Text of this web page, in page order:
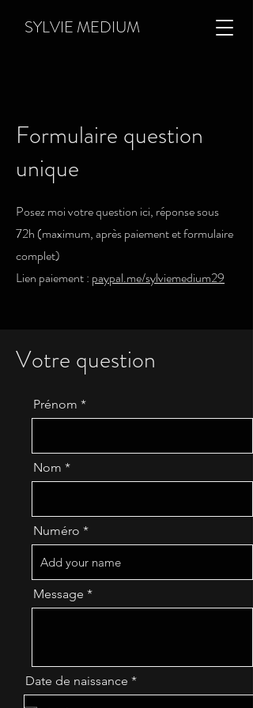
SYLVIE MEDIUM
Formulaire question
unique
Posez moi votre question ici, réponse sous
72h (maximum, après paiement et formulaire
complet)
Lien paiement : paypal.me/sylviemedium29
Votre question
Prénom
Nom
Numéro
Message
Date de naissance *r
e